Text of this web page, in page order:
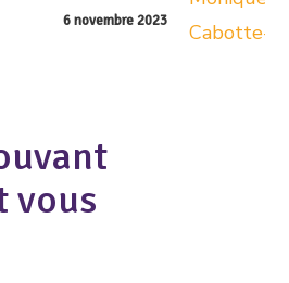
6 novembre 2023
vous